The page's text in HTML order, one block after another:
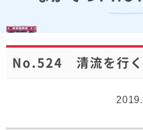
No.524 清流を行く